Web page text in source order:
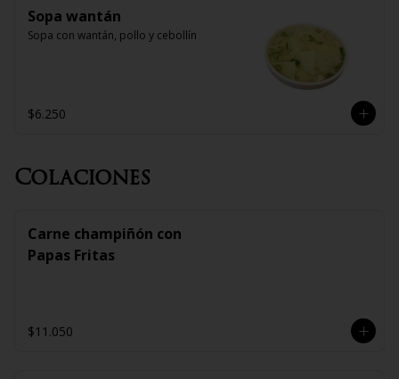
Sopa wantán
Sopa con wantán, pollo y cebollín
$6.250
Colaciones
Carne champiñón con
Papas Fritas
$11.050